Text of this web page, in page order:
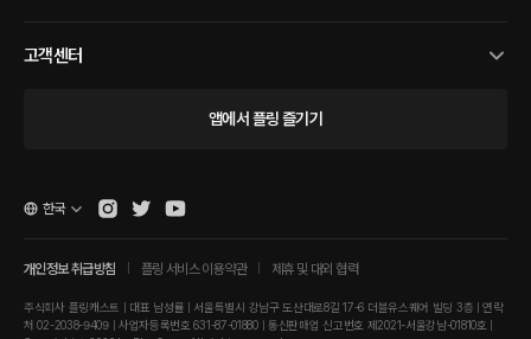
고객센터
앱에서 플링 즐기기
개인정보 취급방침 플링 서비스 이용약관 제휴 및 대외 협력
주식회사 플링캐스트 | 대표 남성률 | 서울특별시 강남구 도산대로8길 17-6 더블유스퀘어 빌딩 3층 | 연락
처 02-2038-9409 | 사업자등록번호 631-87-01880 | 통신판매업 신고번호 제2021-서울강남-01810호 |
한국